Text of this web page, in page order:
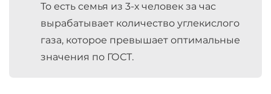
То есть семья из 3-х человек за час
вырабатывает количество углекислого
газа, которое превышает оптимальные
значения по ГОСТ.